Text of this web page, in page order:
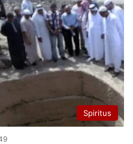
Spiritus